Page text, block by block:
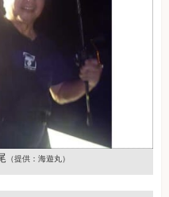
（提供：海遊丸）